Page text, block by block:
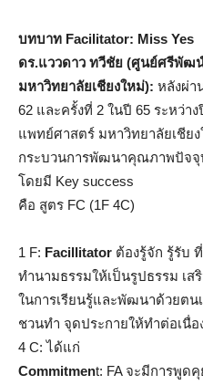
บทบาท Facilitator: Miss Yes
ดร.แววดาว ทวีชัย (ศูนย์ศรีพั
มหาวิทยาลัยเชียงใหม่): หลังผ่า
62 และครั้งที่ 2 ในปี 65 ระหว่า
แพทย์ศาสตร์ มหาวิทยาลัยเชีย
กระบวนการพัฒนาคุณภาพปัจจุ
โดยมี Key success
คือ สูตร FC (1F 4C)
1 F: Facillitator ต้องรู้จัก รู้รับ
ทำนามธรรมให้เป็นรูปธรรม เส
ในการเรียนรู้และพัฒนาด้วยตน
ชวนทำ จุดประกายให้ทำต่อเนื่อ
4 C: ได้แก่
Commitment: FA จะมีการพูดคุ